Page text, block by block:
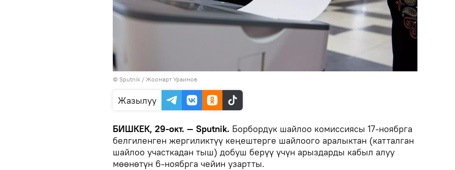
© Sputnik / Жоомарт Ураимов
Жазылуу
БИШКЕК, 29-окт. — Sputnik. Борбордук шайлоо комиссиясы 17-ноябрга
белгиленген жергиликтүү кеңештерге шайлоого аралыктан (катталган
шайлоо участкадан тыш) добуш берүү үчүн арыздарды кабыл алуу
мөөнөтүн 6-ноябрга чейин узартты.